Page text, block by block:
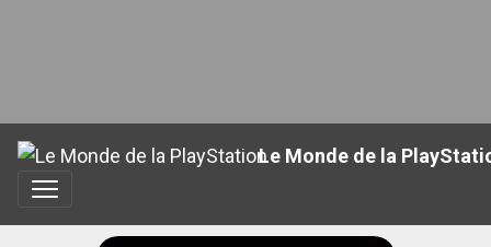
Le Monde de la